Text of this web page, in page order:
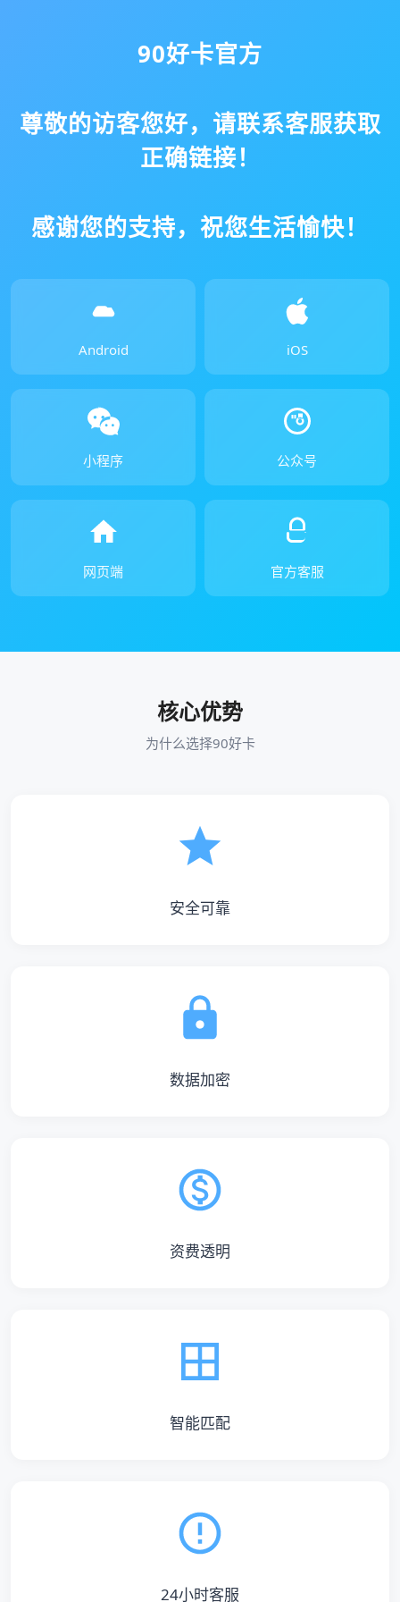
90好卡官方
尊敬的访客您好，请联系客服获取
正确链接！
感谢您的支持，祝您生活愉快！
Android iOS
小程序 公众号
网页端 官方客服
核心优势
为什么选择90好卡
安全可靠
数据加密
资费透明
智能匹配
24小时客服